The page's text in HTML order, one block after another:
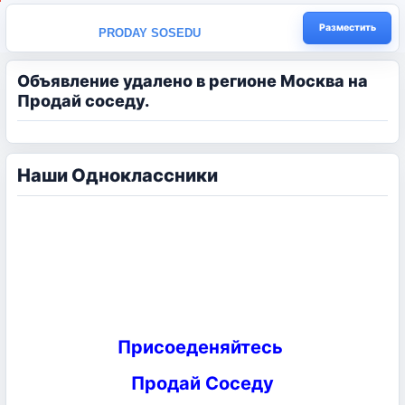
PRODAY SOSEDU Разместить
Объявление удалено в регионе Москва на
Продай соседу.
Наши Одноклассники
Присоеденяйтесь
Продай Соседу